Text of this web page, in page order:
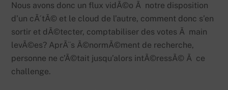
Nous avons donc un flux vidÃ©o Ã notre disposition
d’un cÃ´tÃ© et le cloud de l’autre, comment donc s’en
sortir et dÃ©tecter, comptabiliser des votes Ã main
levÃ©es? AprÃ¨s Ã©normÃ©ment de recherche,
personne ne c’Ã©tait jusqu’alors intÃ©ressÃ© Ã ce
challenge.